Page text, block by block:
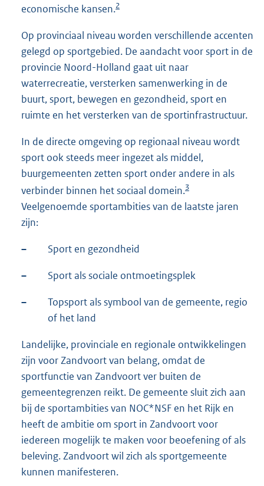
economische kansen.2
Op provinciaal niveau worden verschillende accenten
gelegd op sportgebied. De aandacht voor sport in de
provincie Noord-Holland gaat uit naar
waterrecreatie, versterken samenwerking in de
buurt, sport, bewegen en gezondheid, sport en
ruimte en het versterken van de sportinfrastructuur.
In de directe omgeving op regionaal niveau wordt
sport ook steeds meer ingezet als middel,
buurgemeenten zetten sport onder andere in als
verbinder binnen het sociaal domein.3
Veelgenoemde sportambities van de laatste jaren
zijn:
– Sport en gezondheid
– Sport als sociale ontmoetingsplek
–
Topsport als symbool van de gemeente, regio
of het land
Landelijke, provinciale en regionale ontwikkelingen
zijn voor Zandvoort van belang, omdat de
sportfunctie van Zandvoort ver buiten de
gemeentegrenzen reikt. De gemeente sluit zich aan
bij de sportambities van NOC*NSF en het Rijk en
heeft de ambitie om sport in Zandvoort voor
iedereen mogelijk te maken voor beoefening of als
beleving. Zandvoort wil zich als sportgemeente
kunnen manifesteren.